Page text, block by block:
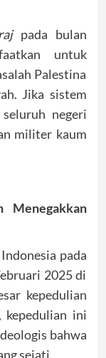
pada bulan
untuk
Palestina
Jika sistem
negeri
militer kaum
Menegakkan
pada
2025 di
kepedulian
kepedulian ini
bahwa
sejati.